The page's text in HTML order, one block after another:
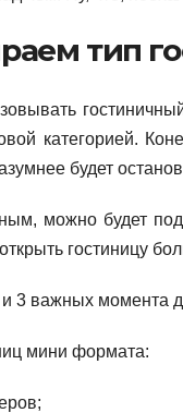
тип
категорией.
будет
можно будет
гостиницу
мини формата: